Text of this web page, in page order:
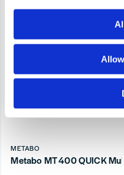
METABO
Metabo MT 400 QUICK